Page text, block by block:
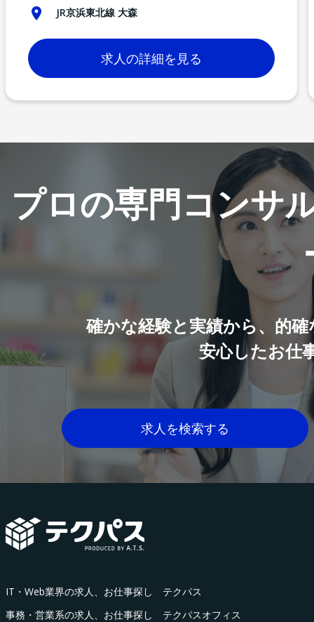
JR京浜東北線 大森
求人の詳細を見る
プロの専門コンサ
確かな経験と実績から、的
安心したお仕
求人を検索する
IT・Web業界の求人、お仕事探し テクパス
事務・営業系の求人、お仕事探し テクパスオフィス